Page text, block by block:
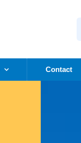
Contact